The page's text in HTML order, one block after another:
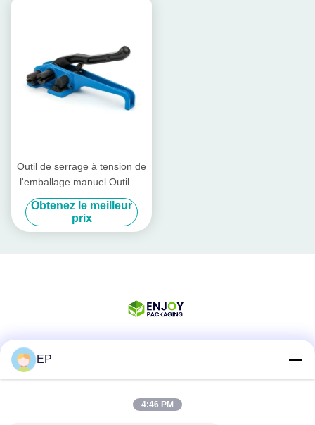
Outil de serrage à tension de
l'emballage manuel Outil de
serrage au cordon en
plastique de polyester
Obtenez le meilleur
prix
EP
4:46 PM